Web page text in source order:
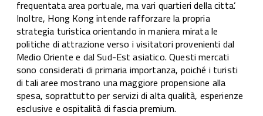
frequentata area portuale, ma vari quartieri della citta’.
Inoltre, Hong Kong intende rafforzare la propria
strategia turistica orientando in maniera mirata le
politiche di attrazione verso i visitatori provenienti dal
Medio Oriente e dal Sud-Est asiatico. Questi mercati
sono considerati di primaria importanza, poiché i turisti
di tali aree mostrano una maggiore propensione alla
spesa, soprattutto per servizi di alta qualità, esperienze
esclusive e ospitalità di fascia premium.